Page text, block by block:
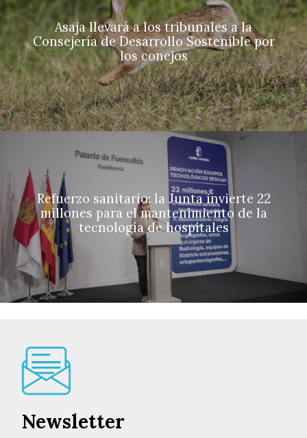
Asaja llevará a los tribunales a la
Consejería de Desarrollo Sostenible por
los conejos
Refuerzo sanitario: la Junta invierte 22
millones para el mantenimiento de la
tecnología de hospitales
Newsletter